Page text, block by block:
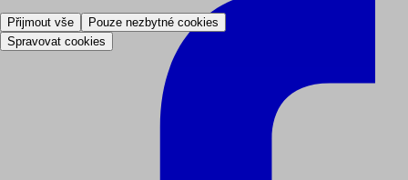
Přijmout vše
Pouze nezbytné cookies
Spravovat cookies